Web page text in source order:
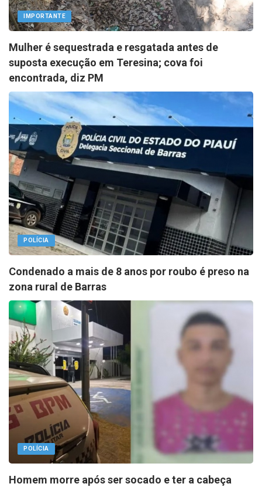
IMPORTANTE
Mulher é sequestrada e resgatada antes de
suposta execução em Teresina; cova foi
encontrada, diz PM
POLÍCIA
Condenado a mais de 8 anos por roubo é preso na
zona rural de Barras
POLÍCIA
Homem morre após ser socado e ter a cabeça